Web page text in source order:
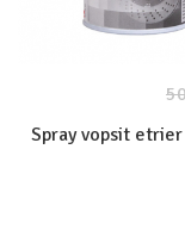
Spray vopsit